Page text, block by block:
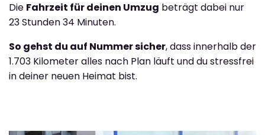
Die Fahrzeit für deinen Umzug beträgt dabei nur
23 Stunden 34 Minuten.
So gehst du auf Nummer sicher, dass innerhalb der
1.703 Kilometer alles nach Plan läuft und du stressfrei
in deiner neuen Heimat bist.